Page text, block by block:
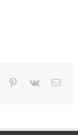
Tumblr Pinterest
Vk Email